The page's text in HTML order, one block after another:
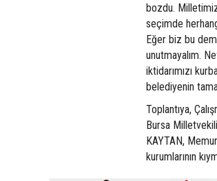
bozdu.
seçimde
Eğer biz bu
unutmayalım.
iktidarımızı
belediyenin
Toplantıya,
Bursa
KAYTAN,
kurumlarının